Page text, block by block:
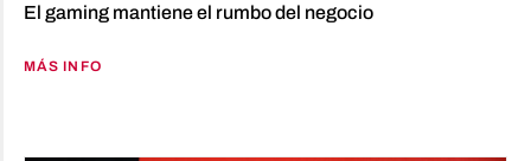
El gaming mantiene el rumbo del negocio
MÁS INFO